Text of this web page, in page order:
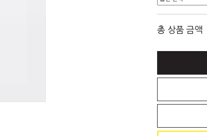
총 상품 금액